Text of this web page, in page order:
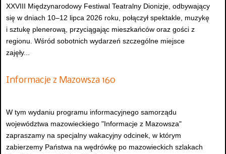
XXVIII Międzynarodowy Festiwal Teatralny Dionizje, odbywający
się w dniach 10–12 lipca 2026 roku, połączył spektakle, muzykę
i sztukę plenerową, przyciągając mieszkańców oraz gości z
regionu. Wśród sobotnich wydarzeń szczególne miejsce
zajęły...
Informacje z Mazowsza 160
W tym wydaniu programu informacyjnego samorządu
województwa mazowieckiego "Informacje z Mazowsza"
zapraszamy na specjalny wakacyjny odcinek, w którym
zabierzemy Państwa na wędrówkę po mazowieckich szlakach